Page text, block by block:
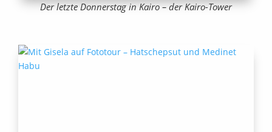
Der letzte Donnerstag in Kairo – der Kairo-Tower